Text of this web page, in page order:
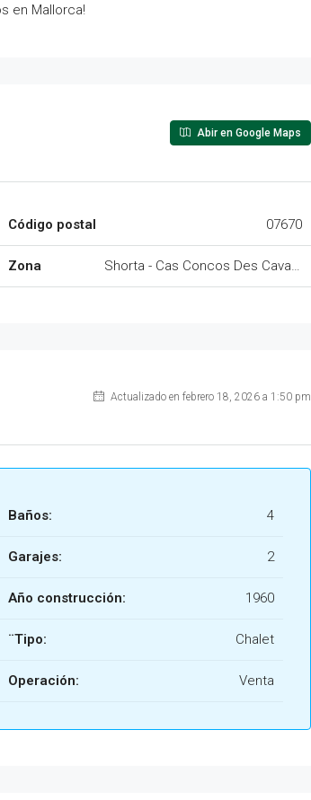
en Mallorca!
Abir en Google Maps
Código postal 07670
Zona Shorta - Cas Concos Des Cavaller
Actualizado en febrero 18, 2026 a 1:50 pm
Baños: 4
Garajes: 2
Año construcción: 1960
¨Tipo: Chalet
Operación: Venta